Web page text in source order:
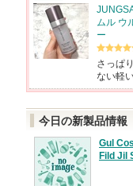
ムル ウ
ー
さっぱ
ない軽
今日の新製品情報
Gul
Fild Jil